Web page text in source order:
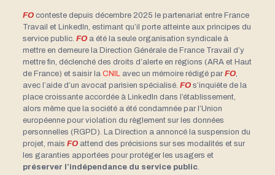
FOconteste depuis décembre 2025 le partenariat entre France
Travail et LinkedIn, estimant qu’il porte atteinte aux principes du
service public. FOa été la seule organisation syndicale à
mettre en demeure la Direction Générale de France Travail d’y
mettre fin, déclenché des droits d’alerte en régions (ARA et Haut
de France) et saisir la CNIL avec un mémoire rédigé par FO,
avec l’aide d’un avocat parisien spécialisé. FOs’inquiète de la
place croissante accordée à LinkedIn dans l’établissement,
alors même que la société a été condamnée par l’Union
européenne pour violation du règlement sur les données
personnelles (RGPD). La Direction a annoncé la suspension du
projet, mais FOattend des précisions sur ses modalités et sur
les garanties apportées pour protéger les usagers et
préserver l’indépendance du service public.